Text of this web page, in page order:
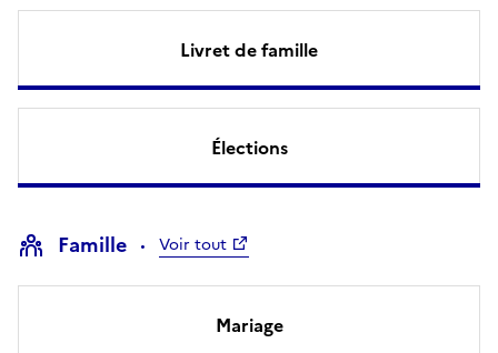
Livret de famille
Élections
Famille Voir tout
Mariage